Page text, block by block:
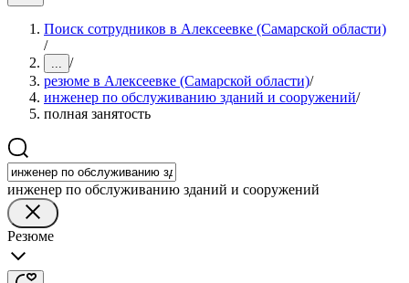
Поиск сотрудников в Алексеевке (Самарской области)
/
... /
резюме в Алексеевке (Самарской области)/
инженер по обслуживанию зданий и сооружений/
полная занятость
инженер по обслуживанию зданий и сооружений
Резюме